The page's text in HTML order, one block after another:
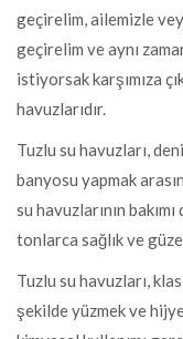
geçirelim, ailemizle
geçirelim ve aynı
istiyorsak karşımıza
havuzlarıdır.
Tuzlu su havuzları,
banyosu yapmak
su havuzlarının
tonlarca sağlık ve
Tuzlu su havuzları,
şekilde yüzmek ve